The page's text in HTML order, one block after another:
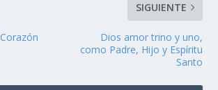
SIGUIENTE
Dios amor trino y uno,
como Padre, Hijo y Espíritu
Santo